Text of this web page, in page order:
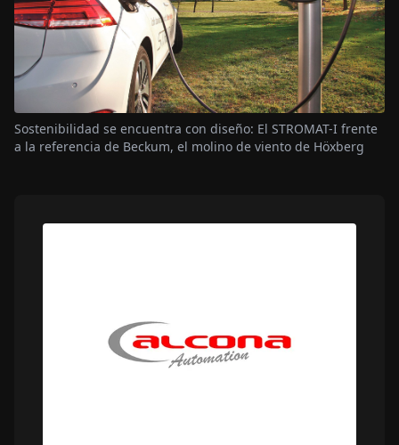
Sostenibilidad se encuentra con diseño: El STROMAT-I frente
a la referencia de Beckum, el molino de viento de Höxberg